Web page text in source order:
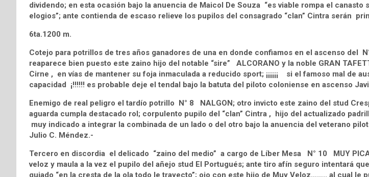
dividendo; en esta ocasión bajo la anuencia de Maicol De Souza “es viable rompa el canasto
elogios”; ante contienda de escaso relieve los pupilos del consagrado “clan” Cintra serán
6ta.1200 m.
Cotejo para potrillos de tres años ganadores de una en donde confiamos en el ascenso del
reaparece bien puesto este zaino hijo del notable “sire” ALCORANO y la noble GRAN
Cirne , en vías de mantener su foja inmaculada a reducido sport; ¡¡¡¡¡¡ si el famoso mal de
capacidad ¡!!!!!! es probable deje el tendal bajo la batuta del piloto coloniense en ascenso
Enemigo de real peligro el tardío potrillo N° 8 NALGON; otro invicto este zaino del stud
aguarda cumpla destacado rol; corpulento pupilo del “clan” Cintra , hijo del actualizado
muy indicado a integrar la combinada de un lado o del otro bajo la anuencia del veterano
Julio C. Méndez.-
Tercero en discordia el delicado “zaino del medio” a cargo de Líber Mesa N° 10 MUY
veloz y maula a la vez el pupilo del añejo stud El Portugués; ante tiro afín seguro intentará
guiado “en la cresta de la ola todo le trayecto”; ojo con este hijo de Muy Veloz…….. al cual le